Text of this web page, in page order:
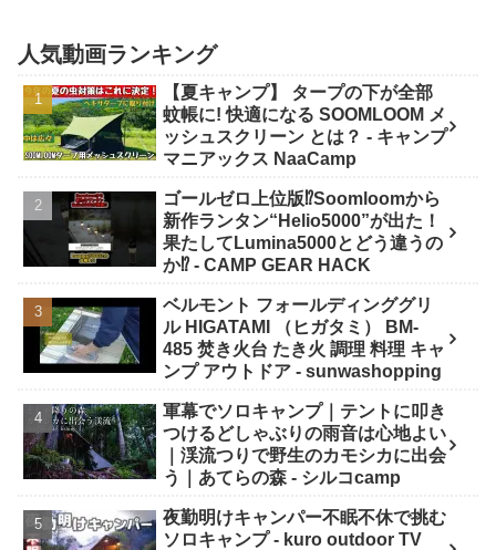
人気動画ランキング
【夏キャンプ】 タープの下が全部
蚊帳に! 快適になる SOOMLOOM メ
ッシュスクリーン とは？ - キャンプ
マニアックス NaaCamp
ゴールゼロ上位版⁉️Soomloomから
新作ランタン“Helio5000”が出た！
果たしてLumina5000とどう違うの
か⁉️ - CAMP GEAR HACK
ベルモント フォールディンググリ
ル HIGATAMI （ヒガタミ） BM-
485 焚き火台 たき火 調理 料理 キャ
ンプ アウトドア - sunwashopping
軍幕でソロキャンプ｜テントに叩き
つけるどしゃぶりの雨音は心地よい
｜渓流つりで野生のカモシカに出会
う｜あてらの森 - シルコcamp
夜勤明けキャンパー不眠不休で挑む
ソロキャンプ - kuro outdoor TV